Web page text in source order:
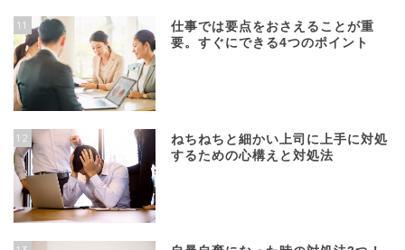
11
仕事では要点をおさえることが重
要。すぐにできる4つのポイント
12
ねちねちと細かい上司に上手に対処
するための心構えと対処法